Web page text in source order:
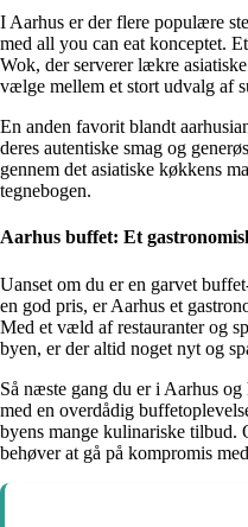
I Aarhus er der flere populære
med all you can eat konceptet.
Wok, der serverer lækre
vælge mellem et stort udvalg af
En anden favorit blandt
deres autentiske smag og
gennem det asiatiske køkkens
tegnebogen.
Aarhus buffet: Et
Uanset om du er en garvet
en god pris, er Aarhus et
Med et væld af restauranter og
byen, er der altid noget nyt og
Så næste gang du er i Aarhus
med en overdådig
byens mange kulinariske
behøver at gå på kompromis